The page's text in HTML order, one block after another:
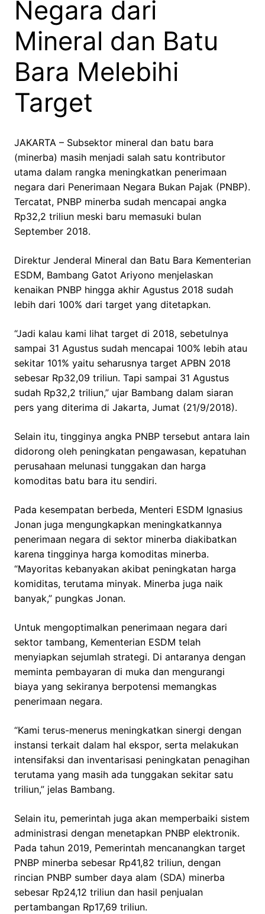
Negara dari
Mineral dan Batu
Bara Melebihi
Target
JAKARTA – Subsektor mineral dan batu bara
(minerba) masih menjadi salah satu kontributor
utama dalam rangka meningkatkan penerimaan
negara dari Penerimaan Negara Bukan Pajak (PNBP).
Tercatat, PNBP minerba sudah mencapai angka
Rp32,2 triliun meski baru memasuki bulan
September 2018.
Direktur Jenderal Mineral dan Batu Bara Kementerian
ESDM, Bambang Gatot Ariyono menjelaskan
kenaikan PNBP hingga akhir Agustus 2018 sudah
lebih dari 100% dari target yang ditetapkan.
“Jadi kalau kami lihat target di 2018, sebetulnya
sampai 31 Agustus sudah mencapai 100% lebih atau
sekitar 101% yaitu seharusnya target APBN 2018
sebesar Rp32,09 triliun. Tapi sampai 31 Agustus
sudah Rp32,2 triliun,” ujar Bambang dalam siaran
pers yang diterima di Jakarta, Jumat (21/9/2018).
Selain itu, tingginya angka PNBP tersebut antara lain
didorong oleh peningkatan pengawasan, kepatuhan
perusahaan melunasi tunggakan dan harga
komoditas batu bara itu sendiri.
Pada kesempatan berbeda, Menteri ESDM Ignasius
Jonan juga mengungkapkan meningkatkannya
penerimaan negara di sektor minerba diakibatkan
karena tingginya harga komoditas minerba.
“Mayoritas kebanyakan akibat peningkatan harga
komiditas, terutama minyak. Minerba juga naik
banyak,” pungkas Jonan.
Untuk mengoptimalkan penerimaan negara dari
sektor tambang, Kementerian ESDM telah
menyiapkan sejumlah strategi. Di antaranya dengan
meminta pembayaran di muka dan mengurangi
biaya yang sekiranya berpotensi memangkas
penerimaan negara.
“Kami terus-menerus meningkatkan sinergi dengan
instansi terkait dalam hal ekspor, serta melakukan
intensifaksi dan inventarisasi peningkatan penagihan
terutama yang masih ada tunggakan sekitar satu
triliun,” jelas Bambang.
Selain itu, pemerintah juga akan memperbaiki sistem
administrasi dengan menetapkan PNBP elektronik.
Pada tahun 2019, Pemerintah mencanangkan target
PNBP minerba sebesar Rp41,82 triliun, dengan
rincian PNBP sumber daya alam (SDA) minerba
sebesar Rp24,12 triliun dan hasil penjualan
pertambangan Rp17,69 triliun.